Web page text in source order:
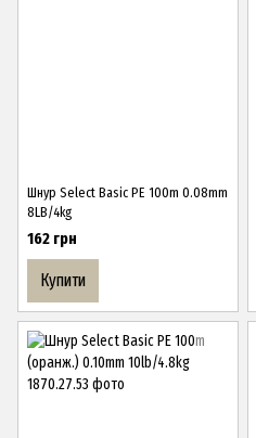
Шнур Select Basic PE 100m 0.08mm
8LB/4kg
162 грн
Купити